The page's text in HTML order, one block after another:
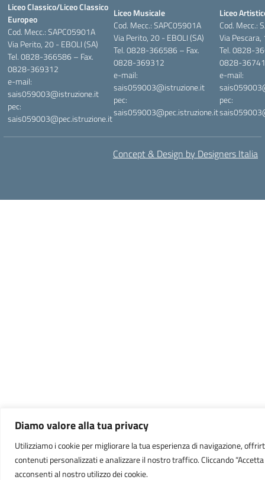
Diamo valore alla tua privacy
Utilizziamo i cookie per migliorare la tua esperienza di navigazione,
contenuti personalizzati e analizzare il nostro traffico. Cliccando
acconsenti al nostro utilizzo dei cookie.
Liceo Classico/Liceo Classico
Europeo
Cod. Mecc.: SAPC05901A
Via Perito, 20 - EBOLI (SA)
Tel. 0828-366586 – Fax.
0828-369312
e-mail:
sais059003@istruzione.it
pec:
sais059003@pec.istruzione.it
Liceo Musicale
Cod. Mecc.: SAPC05901A
Via Perito, 20 - EBOLI (SA)
Tel. 0828-366586 – Fax.
0828-369312
e-mail:
sais059003@istruzione.it
pec:
sais059003@pec.istruzione.it
Liceo
Cod. Mecc.:
Via
Tel. 0828-
0828-
e-mail:
pec:
Concept & Design by Designers Italia